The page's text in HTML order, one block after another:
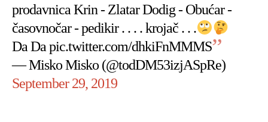
prodavnica Krin - Zlatar Dodig - Obućar -
časovnočar - pedikir . . . . krojač . . .
Da Dapic.twitter.com/dhkiFnMMMS
— Misko Misko (@todDM53izjASpRe)
September 29, 2019